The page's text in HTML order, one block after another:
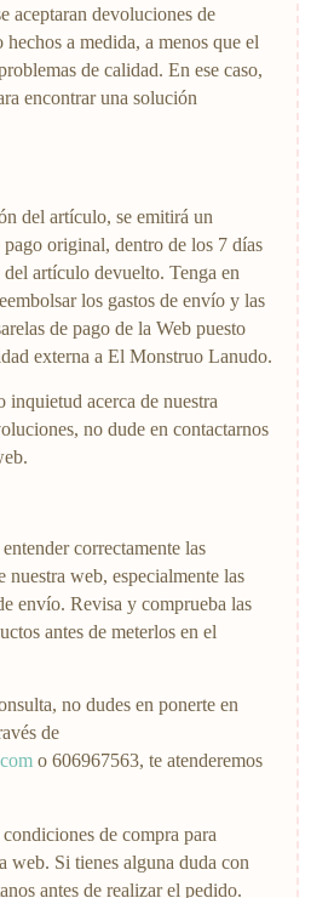
aceptaran devoluciones de
a medida, a menos que el
de calidad. En ese caso,
encontrar una solución
del artículo, se emitirá un
original, dentro de los 7 días
artículo devuelto. Tenga en
los gastos de envío y las
de pago de la Web puesto
externa a El Monstruo Lanudo.
inquietud acerca de nuestra
no dude en contactarnos
correctamente las
nuestra web, especialmente las
envío. Revisa y comprueba las
antes de meterlos en el
no dudes en ponerte en
de
o 606967563, te atenderemos
de compra para
web. Si tienes alguna duda con
antes de realizar el pedido.